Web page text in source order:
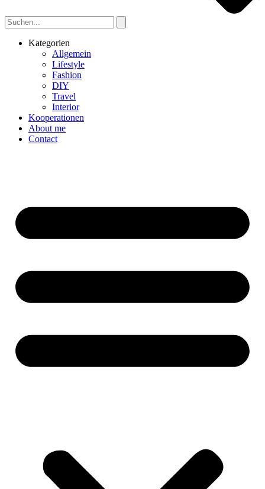
Kategorien
Allgemein
Lifestyle
Fashion
DIY
Travel
Interior
Kooperationen
About me
Contact